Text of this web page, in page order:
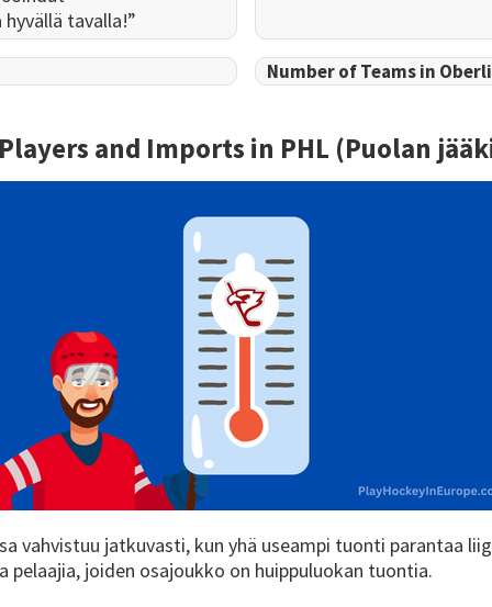
tavalla!”
Number of Teams in
and Imports in PHL (Puolan
vahvistuu jatkuvasti, kun yhä useampi tuonti parantaa
pelaajia, joiden osajoukko on huippuluokan tuontia.